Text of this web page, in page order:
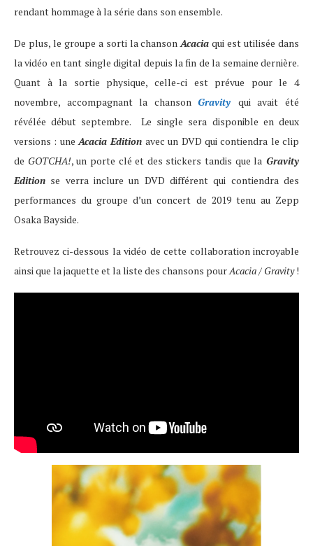
rendant hommage à la série dans son ensemble.
De plus, le groupe a sorti la chansonAcacia qui est utilisée dans
la vidéo en tant single digital depuis la fin de la semaine dernière.
Quant à la sortie physique, celle-ci est prévue pour le 4
novembre, accompagnant la chansonGravity qui avait été
révélée début septembre. Le single sera disponible en deux
versions : uneAcacia Edition avec un DVD qui contiendra le clip
de GOTCHA!, un porte clé et des stickers tandis que la Gravity
Edition se verra inclure un DVD différent qui contiendra des
performances du groupe d’un concert de 2019 tenu au Zepp
Osaka Bayside.
Retrouvez ci-dessous la vidéo de cette collaboration incroyable
ainsi que la jaquette et la liste des chansons pour Acacia / Gravity!